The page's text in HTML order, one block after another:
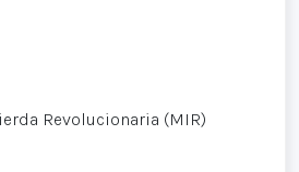
Revolucionaria (MIR)